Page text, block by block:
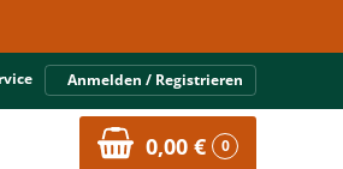
Anmelden / Registrieren
0,00 € 0